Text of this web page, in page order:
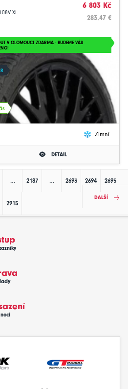
XL
6 803 Kč
283.47 €
V OLOMOUCI ZDARMA - BUDEME VÁS
Zimní
DETAIL
… 2187 … 2693 2694 2695
2915
DALŠÍ